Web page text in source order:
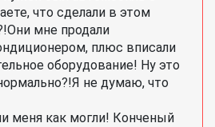
что сделали в этом
мне продали
плюс вписали
оборудование! Ну это
не думаю, что
меня как могли! Конченый